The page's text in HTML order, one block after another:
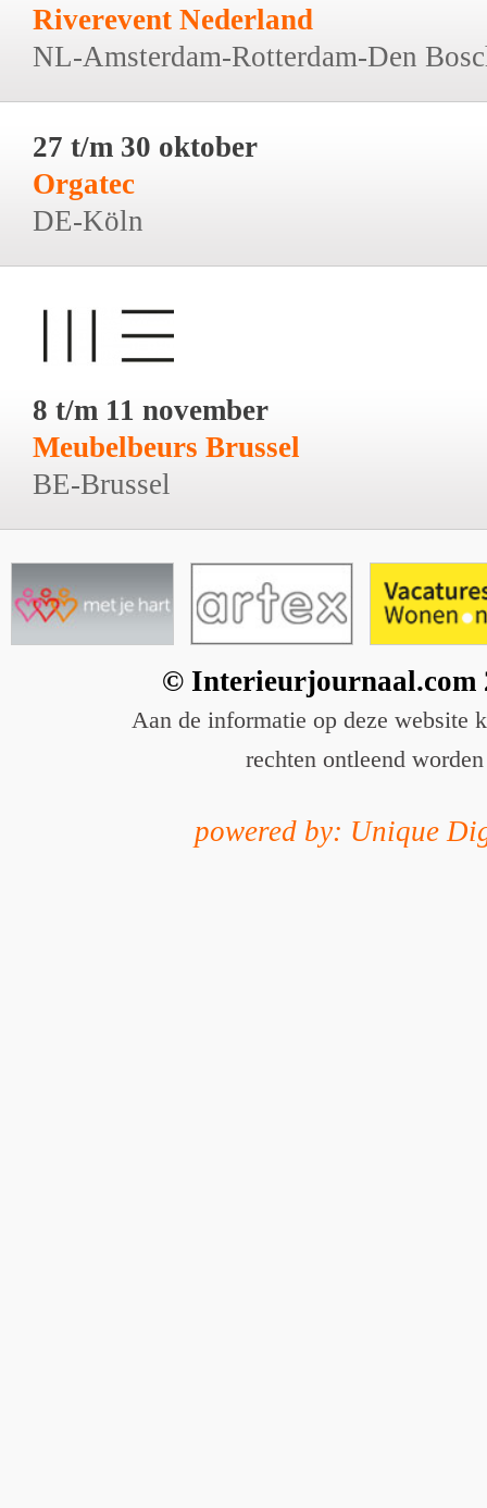
Riverevent Nederland
NL-Amsterdam-Rotterdam-Den
27 t/m 30 oktober
Orgatec
DE-Köln
8 t/m 11 november
Meubelbeurs Brussel
BE-Brussel
© Interieurjournaal.com
Aan de informatie op deze website
rechten ontleend worden
powered by: Unique